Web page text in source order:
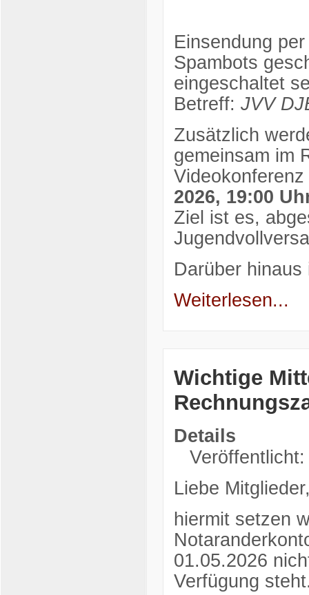
Einsendung
Spambots
eingeschaltet
Betreff: JVV
Zusätzlich
gemeinsam im
2026, 19:00
Ziel ist es,
Darüber hinaus
Weiterlesen...
Wichtige
Details
Liebe
hiermit setzen
01.05.2026
Verfügung